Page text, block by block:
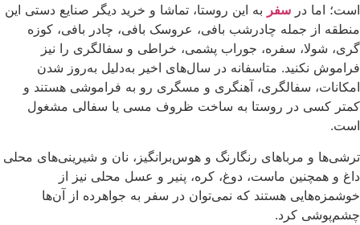
است؛ اما در سفر به این روستا، تماشا و خرید دیگر صنایع دستی این
منطقه از جمله چادرشب بافی، عروسک بافی، چادر بافی، کوزه
گری، شولا، سفره، جوراب پشمی، خراطی و سفالگری را نیز
فراموش نکنید. متاسفانه در سال‌های اخیر به‌دلیل به‌روز شدن
امکانات، سفالگری، آهنگری و مسگری رو به فراموشی هستند و
کمتر کسی در روستا به ساخت ظروف مسی یا سفالی مشغول
است.
ترشی‌ها و مرباهای رنگارنگ و هوس‌برانگیز، نان و شیرینی‌های محلی
داغ و همچنین ماست، دوغ، کره، پنیر و عسل محلی نیز از
خوشمزه‌هایی هستند که نمی‌توان در سفر به جواهرده از آن‌ها
چشم‌پوشی کرد.